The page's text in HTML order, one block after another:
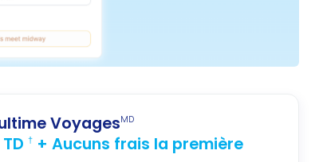
VoyagesMD
†+ Aucuns frais la première